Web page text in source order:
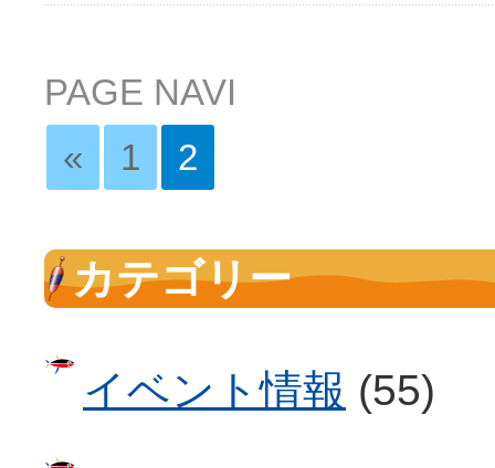
PAGE NAVI
«
1 2
カテゴリー
イベント情報 (55)